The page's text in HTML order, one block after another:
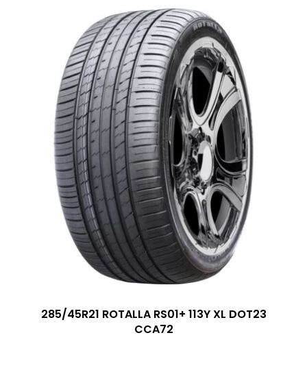
285/45R21 ROTALLA RS01+ 113Y XL DOT23
CCA72